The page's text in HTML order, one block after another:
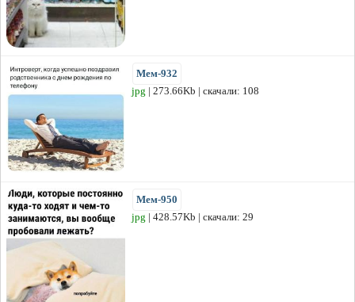
Мем-932
jpg | 273.66Kb | скачали: 108
Мем-950
jpg | 428.57Kb | скачали: 29